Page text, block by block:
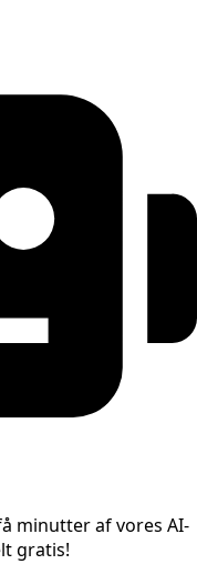
minutter af vores AI-
gratis!